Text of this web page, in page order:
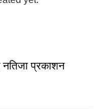
नतिजा प्रकाशन